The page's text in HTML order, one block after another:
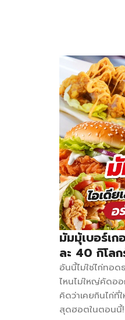
มัมมุ้เบอร์เ
ละ 40 กิโล
อันนี้ไม่ใช่ไก่ทอ
ไหนไม่ใหญ่คัดอ
คิดว่าเคยกินไก่ที่
สุดฮอตในตอนนี้!